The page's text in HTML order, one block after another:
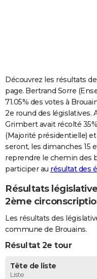
Carte de Noël
Carte Bonne année
Carte Saint-Valentin
Carte Pâques
Carte d'anniversaire
DICTIONNAIRE
Dictionnaire
Biographies
Citations
Expressions
Proverbes
PROGRAMME TV
COPAINS D'AVANT
S'inscrire
Se connecter
Primaires
Universités
Entreprises
Service militaire
Avis de recherche
AVIS DE DÉCÈS
Découvrez les résultats
page. Bertrand Sorre
71.05% des votes à
2e round des législatives.
Grimbert avait récolté
(Majorité présidentielle)
seront, les dimanches 15
reprendre le chemin des
participer au résultat des
Résultats
2ème
Les résultats des
commune de Brouains.
Résultat 2e tour
Tête de liste
Liste